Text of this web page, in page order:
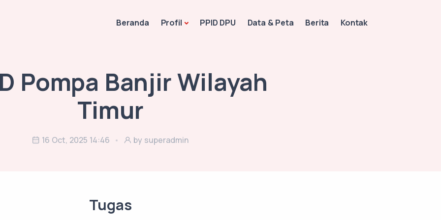
Beranda Profil PPID DPU Data & Peta Berita Kontak
Pompa Banjir Wilayah
Timur
16 Oct, 2025 14:46 by superadmin
Tugas